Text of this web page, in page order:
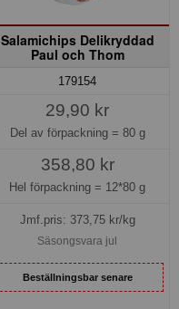
Salamichips Delikryddad
Paul och Thom
179154
29,90 kr
Del av förpackning = 80 g
358,80 kr
Hel förpackning = 12*80 g
Jmf.pris: 373,75kr/kg
Säsongsvara jul
Beställningsbar senare